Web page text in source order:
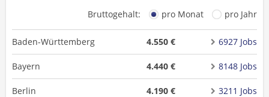
Bruttogehalt: pro Monat pro Jahr
Baden-Württemberg 4.550 € 6927 Jobs
Bayern 4.440 € 8148 Jobs
Berlin 4.190 € 3211 Jobs